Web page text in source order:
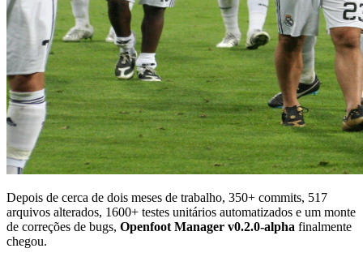
Depois de cerca de dois meses de trabalho, 350+ commits, 517
arquivos alterados, 1600+ testes unitários automatizados e um monte
de correções de bugs, Openfoot Manager v0.2.0-alpha finalmente
chegou.